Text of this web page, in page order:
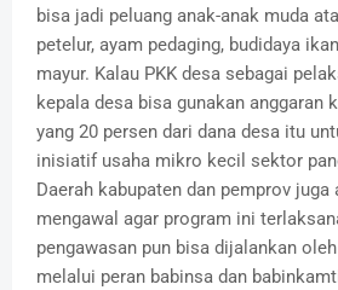
bisa jadi peluang anak-anak muda
petelur, ayam pedaging, budidaya
mayur. Kalau PKK desa sebagai
kepala desa bisa gunakan anggaran
yang 20 persen dari dana desa itu
inisiatif usaha mikro kecil sektor
Daerah kabupaten dan pemprov juga
mengawal agar program ini
pengawasan pun bisa dijalankan
melalui peran babinsa dan